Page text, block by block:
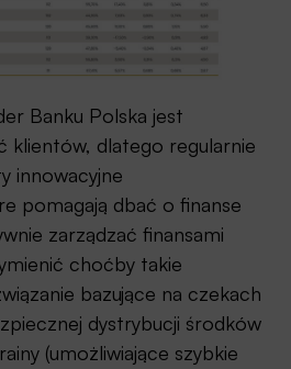
Banku Polska jest
klientów, dlatego regularnie
innowacyjne
pomagają dbać o finanse
zarządzać finansami
choćby takie
bazujące na czekach
dystrybucji środków
(umożliwiające szybkie